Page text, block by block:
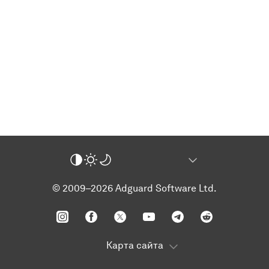
© 2009–2026 Adguard Software Ltd.
Карта сайта